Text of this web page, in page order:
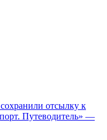
отсылку к
Путеводитель» —